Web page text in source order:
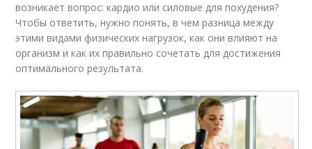
возникает вопрос: кардио или силовые для похудения?
Чтобы ответить, нужно понять, в чем разница между
этими видами физических нагрузок, как они влияют на
организм и как их правильно сочетать для достижения
оптимального результата.